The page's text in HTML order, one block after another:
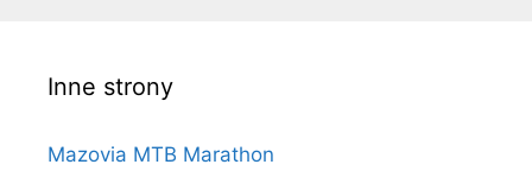
Inne strony
Mazovia MTB Marathon